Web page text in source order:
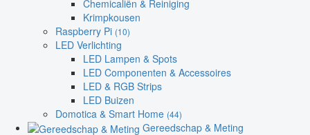
Chemicaliën & Reiniging
Krimpkousen
Raspberry Pi (10)
LED Verlichting
LED Lampen & Spots
LED Componenten & Accessoires
LED & RGB Strips
LED Buizen
Domotica & Smart Home (44)
Gereedschap & Meting